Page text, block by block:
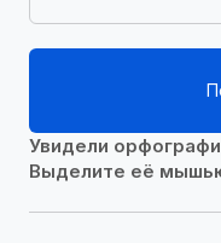
Увидели
Выделите её